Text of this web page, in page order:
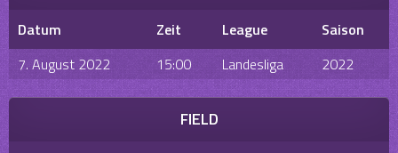
Datum Zeit League
Saison
7. August 2022
15:00 Landesliga 2022
FIELD